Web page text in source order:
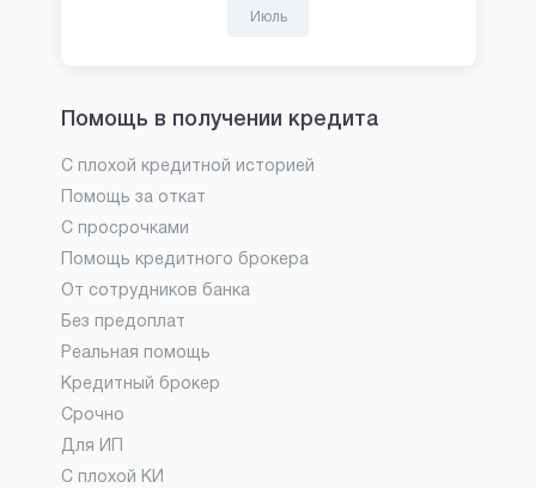
Июль
Помощь в получении кредита
С плохой кредитной историей
Помощь за откат
С просрочками
Помощь кредитного брокера
От сотрудников банка
Без предоплат
Реальная помощь
Кредитный брокер
Срочно
Для ИП
С плохой КИ